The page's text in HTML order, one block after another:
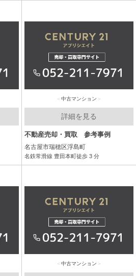
中古マンション
詳細を見る
不動産売却・買取 参考事例
名古屋市瑞穂区浮島町
名鉄常滑線 豊田本町徒歩 3 分
中古マンション